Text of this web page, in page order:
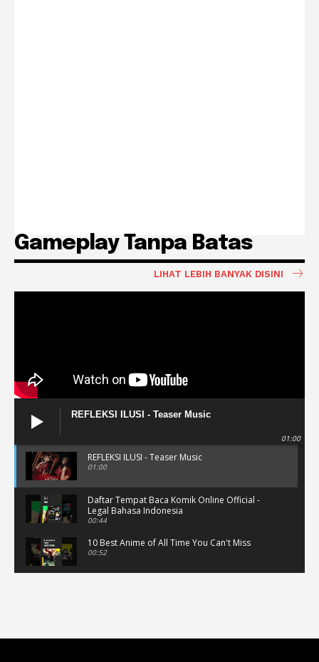
Gameplay Tanpa Batas
LIHAT LEBIH BANYAK DISINI
REFLEKSI ILUSI - Teaser Music
01:00
REFLEKSI ILUSI - Teaser Music
01:00
Daftar Tempat Baca Komik Online Official -
Legal Bahasa Indonesia
00:44
10 Best Anime of All Time You Can't Miss
00:52
02:47